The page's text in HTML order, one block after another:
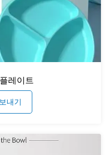
레이트
내기